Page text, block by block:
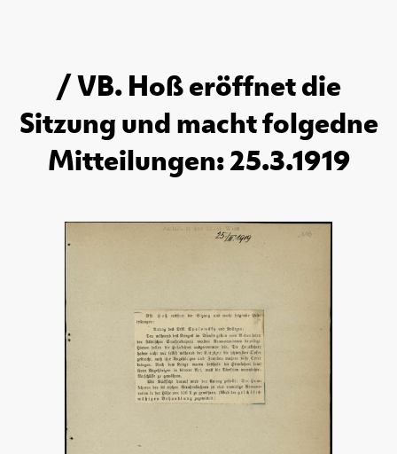
/ VB. Hoß eröffnet die
Sitzung und macht folgedne
Mitteilungen: 25.3.1919